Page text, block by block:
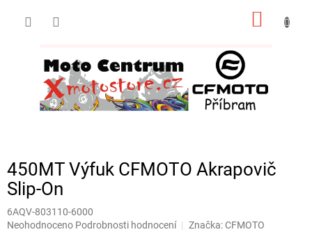
450MT Výfuk CFMOTO Akrapovič
Slip‑On
6AQV-803110-6000
Průměrné
Neohodnoceno Podrobnosti hodnocení Značka:CFMOTO